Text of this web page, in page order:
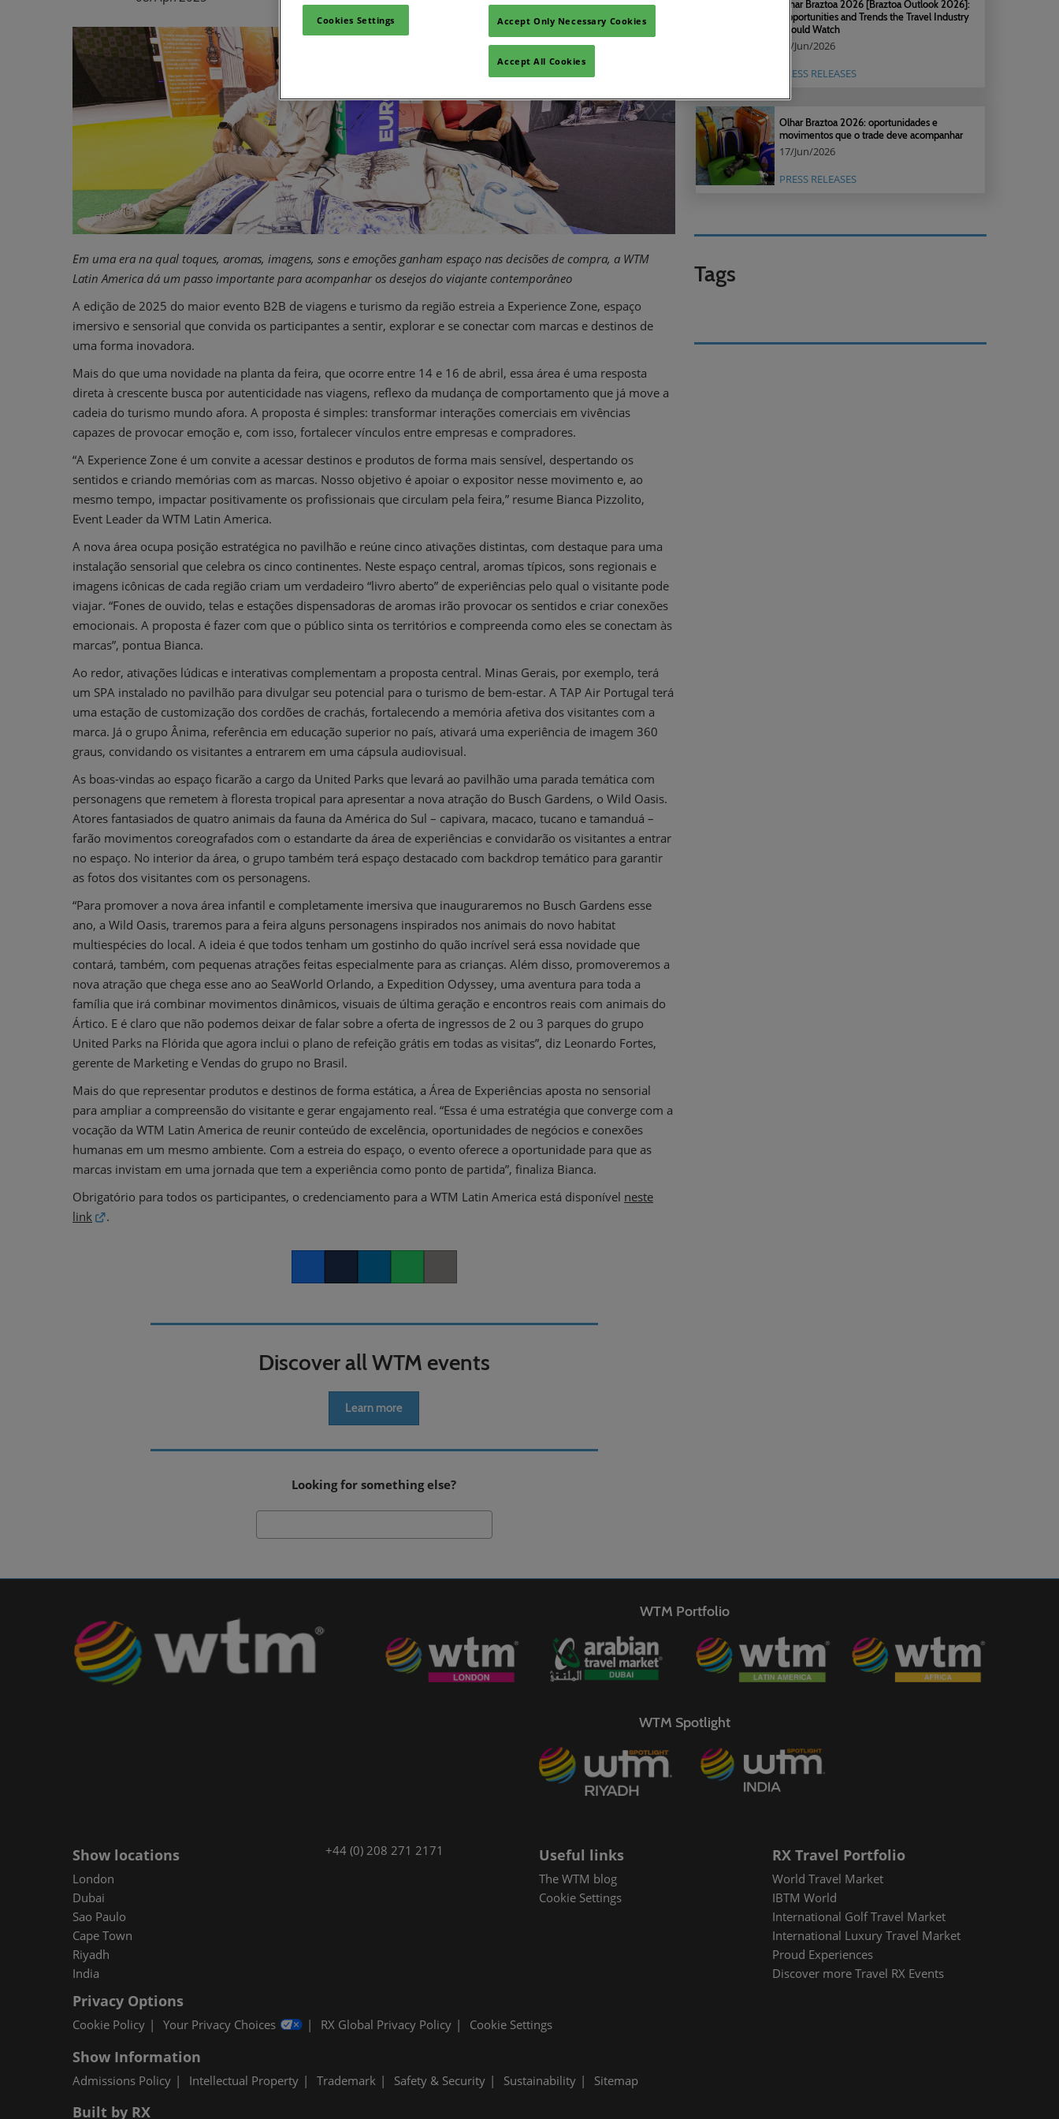
Em uma era na qual toques, aromas, imagens, sons e emoções ganham espaço nas decisões de compra, a WTM
Latin America dá um passo importante para acompanhar os desejos do viajante contemporâneo
A edição de 2025 do maior evento B2B de viagens e turismo da região estreia a Experience Zone, espaço
imersivo e sensorial que convida os participantes a sentir, explorar e se conectar com marcas e destinos de
uma forma inovadora.
Mais do que uma novidade na planta da feira, que ocorre entre 14 e 16 de abril, essa área é uma resposta
direta à crescente busca por autenticidade nas viagens, reflexo da mudança de comportamento que já move a
cadeia do turismo mundo afora. A proposta é simples: transformar interações comerciais em vivências
capazes de provocar emoção e, com isso, fortalecer vínculos entre empresas e compradores.
“A Experience Zone é um convite a acessar destinos e produtos de forma mais sensível, despertando os
sentidos e criando memórias com as marcas. Nosso objetivo é apoiar o expositor nesse movimento e, ao
mesmo tempo, impactar positivamente os profissionais que circulam pela feira,” resume Bianca Pizzolito,
Event Leader da WTM Latin America.
A nova área ocupa posição estratégica no pavilhão e reúne cinco ativações distintas, com destaque para uma
instalação sensorial que celebra os cinco continentes. Neste espaço central, aromas típicos, sons regionais e
imagens icônicas de cada região criam um verdadeiro “livro aberto” de experiências pelo qual o visitante pode
viajar. “Fones de ouvido, telas e estações dispensadoras de aromas irão provocar os sentidos e criar conexões
emocionais. A proposta é fazer com que o público sinta os territórios e compreenda como eles se conectam às
marcas”, pontua Bianca.
Ao redor, ativações lúdicas e interativas complementam a proposta central. Minas Gerais, por exemplo, terá
um SPA instalado no pavilhão para divulgar seu potencial para o turismo de bem-estar. A TAP Air Portugal terá
uma estação de customização dos cordões de crachás, fortalecendo a memória afetiva dos visitantes com a
marca. Já o grupo Ânima, referência em educação superior no país, ativará uma experiência de imagem 360
graus, convidando os visitantes a entrarem em uma cápsula audiovisual.
As boas-vindas ao espaço ficarão a cargo da United Parks que levará ao pavilhão uma parada temática com
personagens que remetem à floresta tropical para apresentar a nova atração do Busch Gardens, o Wild Oasis.
Atores fantasiados de quatro animais da fauna da América do Sul – capivara, macaco, tucano e tamanduá –
farão movimentos coreografados com o estandarte da área de experiências e convidarão os visitantes a entrar
no espaço. No interior da área, o grupo também terá espaço destacado com backdrop temático para garantir
as fotos dos visitantes com os personagens.
“Para promover a nova área infantil e completamente imersiva que inauguraremos no Busch Gardens esse
ano, a Wild Oasis, traremos para a feira alguns personagens inspirados nos animais do novo habitat
multiespécies do local. A ideia é que todos tenham um gostinho do quão incrível será essa novidade que
contará, também, com pequenas atrações feitas especialmente para as crianças. Além disso, promoveremos a
nova atração que chega esse ano ao SeaWorld Orlando, a Expedition Odyssey, uma aventura para toda a
família que irá combinar movimentos dinâmicos, visuais de última geração e encontros reais com animais do
Ártico. E é claro que não podemos deixar de falar sobre a oferta de ingressos de 2 ou 3 parques do grupo
United Parks na Flórida que agora inclui o plano de refeição grátis em todas as visitas”, diz Leonardo Fortes,
gerente de Marketing e Vendas do grupo no Brasil.
Mais do que representar produtos e destinos de forma estática, a Área de Experiências aposta no sensorial
para ampliar a compreensão do visitante e gerar engajamento real. “Essa é uma estratégia que converge com a
vocação da WTM Latin America de reunir conteúdo de excelência, oportunidades de negócios e conexões
humanas em um mesmo ambiente. Com a estreia do espaço, o evento oferece a oportunidade para que as
marcas invistam em uma jornada que tem a experiência como ponto de partida”, finaliza Bianca.
Obrigatório para todos os participantes, o credenciamento para a WTM Latin America está disponível neste
link
.
Discover all WTM events
Learn more
Looking for something else?
Olhar Braztoa 2026 [Braztoa Outlook 2026]:
Opportunities and Trends the Travel Industry
Should Watch
17/Jun/2026
PRESS RELEASES
Olhar Braztoa 2026: oportunidades e
movimentos que o trade deve acompanhar
17/Jun/2026
PRESS RELEASES
Tags
WTM Portfolio
WTM Spotlight
Show locations
London
Dubai
Sao Paulo
Cape Town
Riyadh
India
+44 (0) 208 271 2171 Useful links
The WTM blog
Cookie Settings
RX Travel Portfolio
World Travel Market
IBTM World
International Golf Travel Market
International Luxury Travel Market
Proud Experiences
Discover more Travel RX Events
Privacy Options
Cookie Policy Your Privacy Choices RX Global Privacy Policy Cookie Settings
Show Information
Admissions Policy Intellectual Property Trademark Safety & Security Sustainability Sitemap
Built by RX
Cookies Settings Accept Only Necessary Cookies
Accept All Cookies